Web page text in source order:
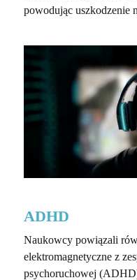
powodując uszkodzenie
ADHD
Naukowcy powiązali
elektromagnetyczne z
psychoruchowej